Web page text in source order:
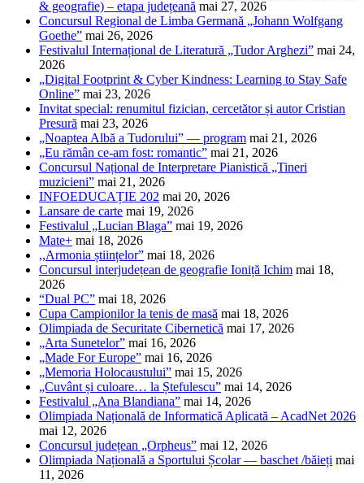
& geografie) – etapa județeană mai 27, 2026
Concursul Regional de Limba Germană „Johann Wolfgang
Goethe” mai 26, 2026
Festivalul Internațional de Literatură „Tudor Arghezi” mai 24,
2026
„Digital Footprint & Cyber Kindness: Learning to Stay Safe
Online” mai 23, 2026
Invitat special: renumitul fizician, cercetător și autor Cristian
Presură mai 23, 2026
„Noaptea Albă a Tudorului” — program mai 21, 2026
„Eu rămân ce-am fost: romantic” mai 21, 2026
Concursul Național de Interpretare Pianistică „Tineri
muzicieni” mai 21, 2026
INFOEDUCAȚIE 202 mai 20, 2026
Lansare de carte mai 19, 2026
Festivalul „Lucian Blaga” mai 19, 2026
Mate+ mai 18, 2026
,,Armonia științelor” mai 18, 2026
Concursul interjudețean de geografie Ioniță Ichim mai 18,
2026
“Dual PC” mai 18, 2026
Cupa Campionilor la tenis de masă mai 18, 2026
Olimpiada de Securitate Cibernetică mai 17, 2026
„Arta Sunetelor” mai 16, 2026
„Made For Europe” mai 16, 2026
„Memoria Holocaustului” mai 15, 2026
„Cuvânt și culoare… la Ștefulescu” mai 14, 2026
Festivalul „Ana Blandiana” mai 14, 2026
Olimpiada Națională de Informatică Aplicată – AcadNet 2026
mai 12, 2026
Concursul județean „Orpheus” mai 12, 2026
Olimpiada Națională a Sportului Școlar — baschet /băieți mai
11, 2026